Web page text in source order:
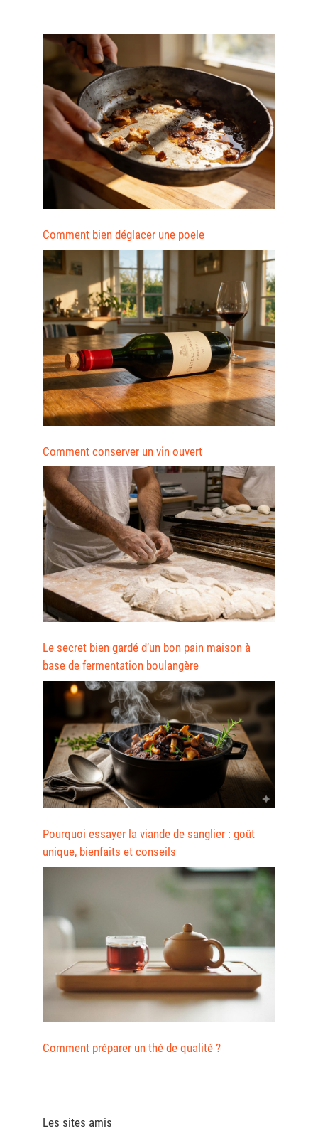
Comment bien déglacer une poele
Comment conserver un vin ouvert
Le secret bien gardé d’un bon pain maison à
base de fermentation boulangère
Pourquoi essayer la viande de sanglier : goût
unique, bienfaits et conseils
Comment préparer un thé de qualité ?
Les sites amis